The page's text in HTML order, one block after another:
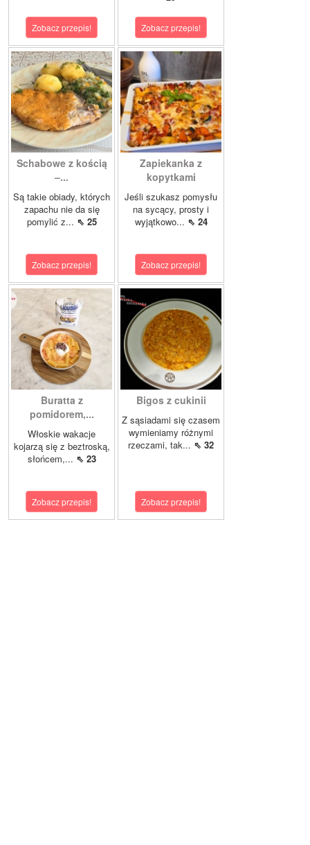
Zobacz przepis! Zobacz przepis!
Schabowe z kością
–...
Są takie obiady, których
zapachu nie da się
pomylić z... ⇖ 25
Zobacz przepis!
Zapiekanka z
kopytkami
Jeśli szukasz pomysłu
na sycący, prosty i
wyjątkowo... ⇖ 24
Zobacz przepis!
Buratta z
pomidorem,...
Włoskie wakacje
kojarzą się z beztroską,
słońcem,... ⇖ 23
Zobacz przepis!
Bigos z cukinii
Z sąsiadami się czasem
wymieniamy różnymi
rzeczami, tak... ⇖ 32
Zobacz przepis!